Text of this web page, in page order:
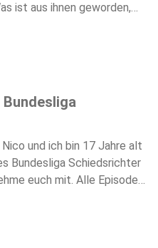
ist aus ihnen geworden,
der großen Karriere
Sie heute?
Bundesliga
und ich bin 17 Jahre alt
Bundesliga Schiedsrichter
euch mit. Alle Episoden
und die Clips
Instagram und Youtube.
Email: